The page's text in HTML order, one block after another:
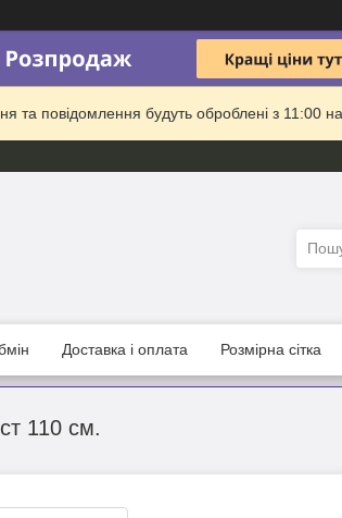
та повідомлення будуть оброблені з 11:00
Доставка і оплата Розмірна сітка
110 см.